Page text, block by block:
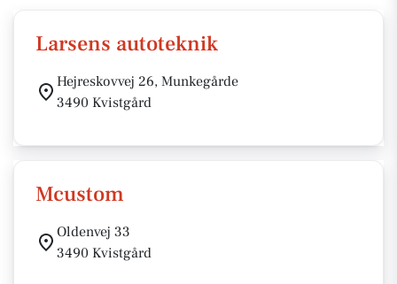
Larsens autoteknik
Hejreskovvej 26, Munkegårde
3490 Kvistgård
Mcustom
Oldenvej 33
3490 Kvistgård